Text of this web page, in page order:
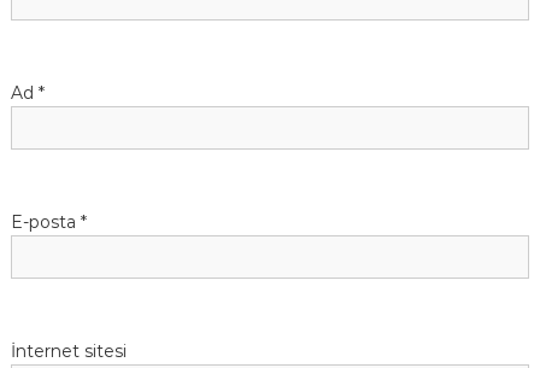
Ad *
E-posta *
İnternet sitesi